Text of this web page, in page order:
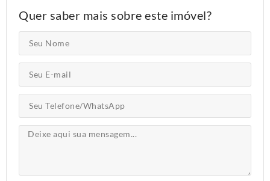
Quer saber mais sobre este imóvel?